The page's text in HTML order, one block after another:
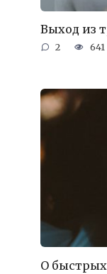
Выход из
2 641
О быстрых